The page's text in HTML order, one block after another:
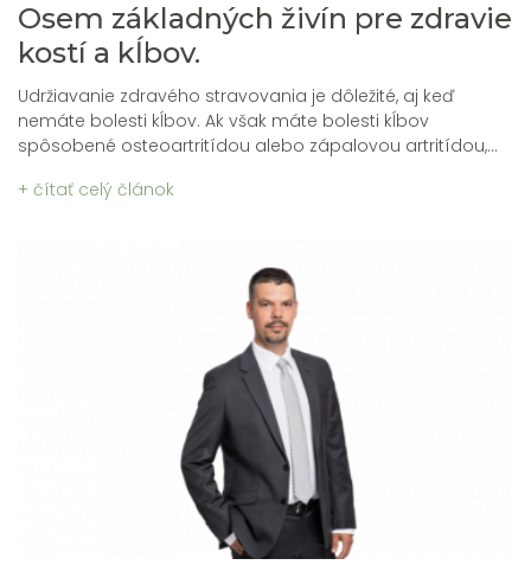
Osem základných živín pre zdravie
kostí a kĺbov.
Udržiavanie zdravého stravovania je dôležité, aj keď
nemáte bolesti kĺbov. Ak však máte bolesti kĺbov
spôsobené osteoartritídou alebo zápalovou artritídou,...
+ čítať celý článok